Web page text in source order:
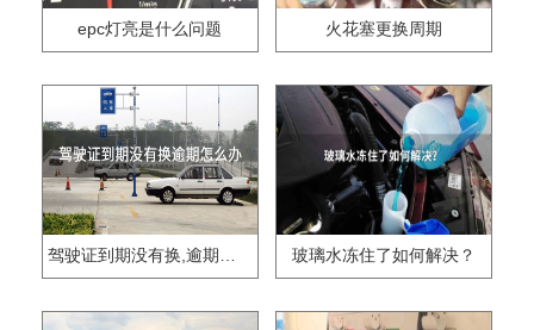
epc灯亮是什么问题 火花塞更换周期
驾驶证到期没有换,逾期怎么办?? 玻璃水冻住了如何解决？